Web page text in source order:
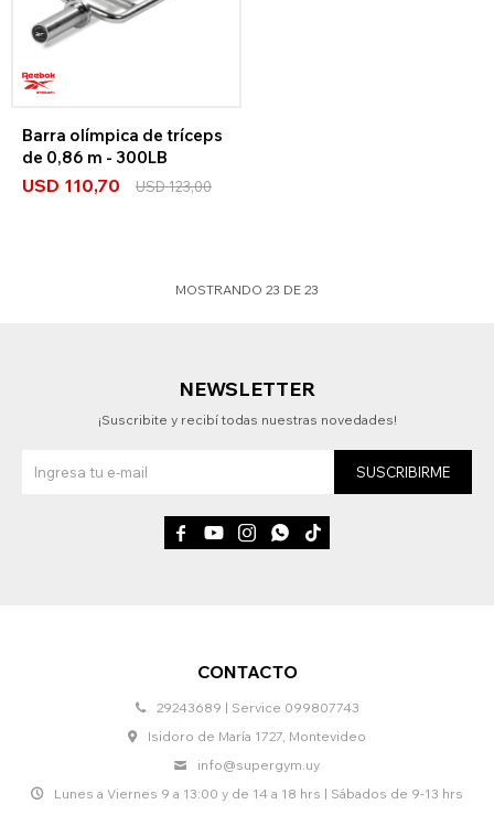
Barra olímpica de tríceps
de 0,86 m - 300LB
USD 110,70 USD123,00
MOSTRANDO 23 DE 23
CONTACTO
29243689 | Service 099807743
Isidoro de María 1727, Montevideo
info@supergym.uy
Lunes a Viernes 9 a 13:00 y de 14 a 18 hrs | Sábados de 9-13 hrs
NEWSLETTER
¡Suscribite y recibí todas nuestras novedades!
SUSCRIBIRME
    